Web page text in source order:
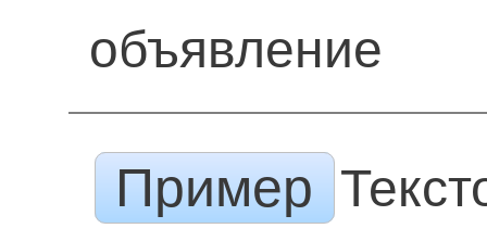
объявление
Пример